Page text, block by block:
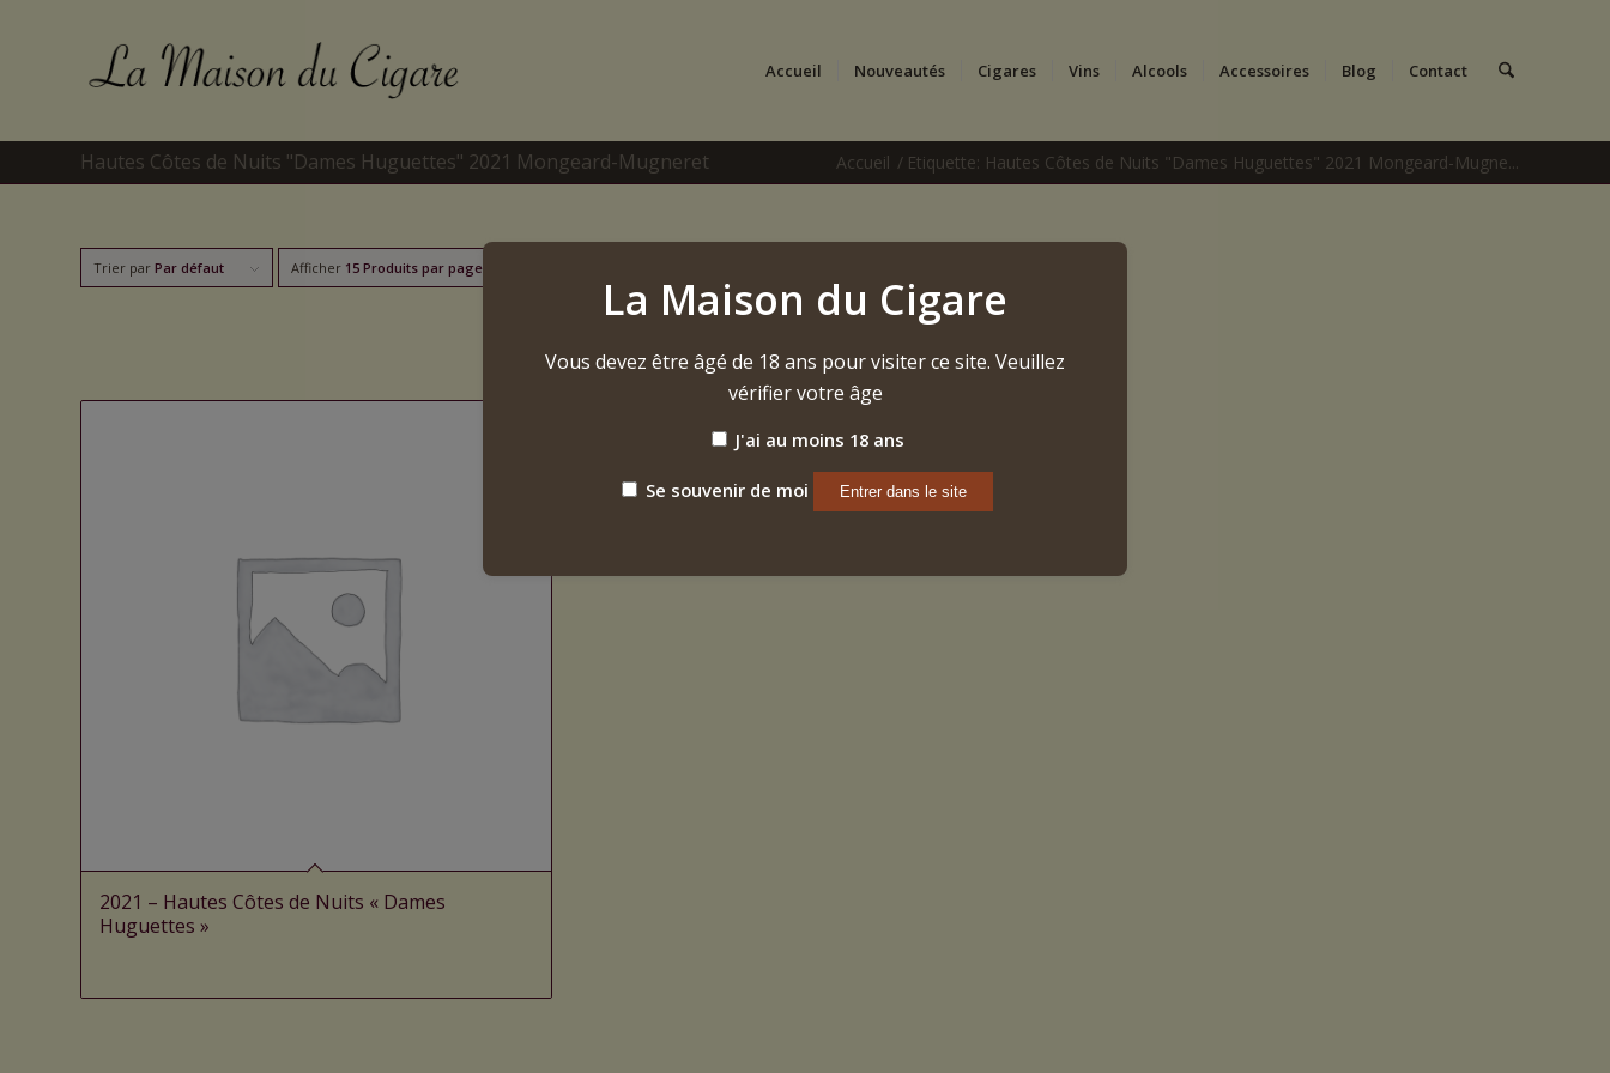
Accueil Nouveautés Cigares Vins Alcools Accessoires Blog Contact
Hautes Côtes de Nuits "Dames Huguettes" 2021 Mongeard-Mugneret Accueil / Etiquette: Hautes Côtes de Nuits "Dames Huguettes" 2021 Mongeard-Mugne...
Trier par Par défaut Afficher 15 Produits par page
2021 – Hautes Côtes de Nuits « Dames
Huguettes »
La Maison du Cigare
Vous devez être âgé de 18 ans pour visiter ce site. Veuillez
vérifier votre âge
J'ai au moins 18 ans
Se souvenir de moi